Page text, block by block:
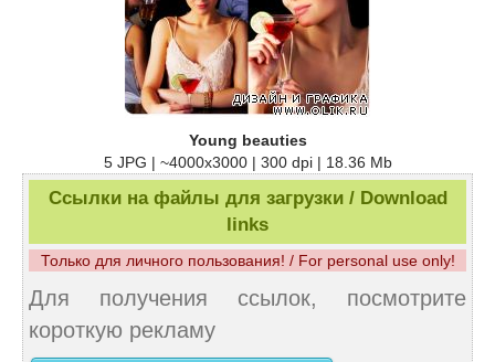
Young beauties
5 JPG | ~4000x3000 | 300 dpi | 18.36 Mb
Ссылки на файлы для загрузки / Download
links
Только для личного пользования! / For personal use only!
Для получения ссылок, посмотрите
короткую рекламу